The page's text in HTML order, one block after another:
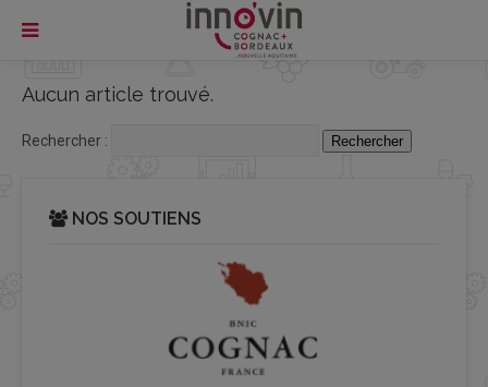
Aucun article trouvé.
Rechercher :
NOS SOUTIENS